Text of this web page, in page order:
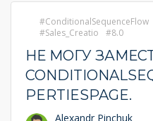
ConditionalSequenceFlow
Sales_Creatio
8.0
НЕ МОГУ
PERTIESPAGE.
Alexandr Pinchuk